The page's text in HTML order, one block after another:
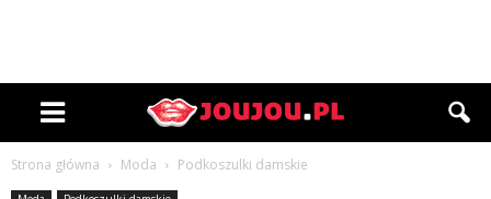
Strona główna Moda Podkoszulki damskie